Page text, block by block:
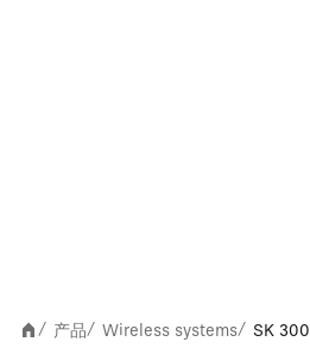
/ 产品/ Wireless systems/ SK